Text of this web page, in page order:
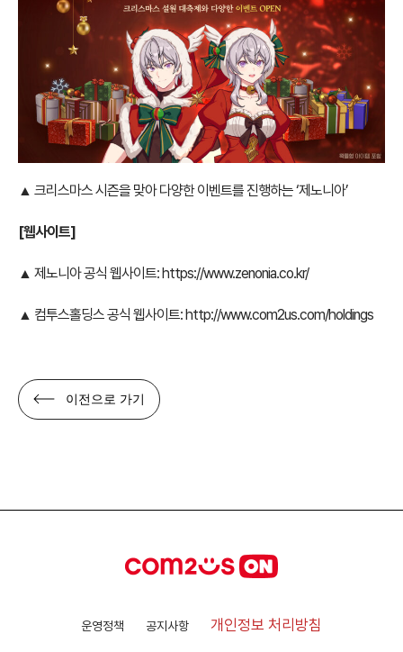
▲ 크리스마스 시즌을 맞아 다양한 이벤트를 진행하는 ‘제노니아’
[웹사이트]
▲ 제노니아 공식 웹사이트: https://www.zenonia.co.kr/
▲ 컴투스홀딩스 공식 웹사이트: http://www.com2us.com/holdings
이전으로 가기
운영정책 공지사항 개인정보 처리방침